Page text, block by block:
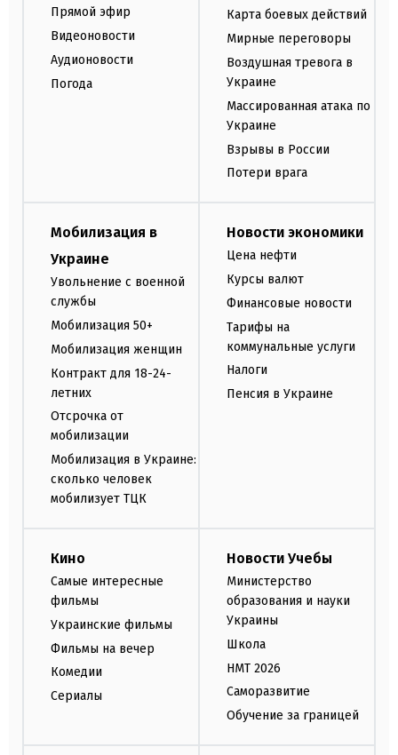
Прямой эфир
Видеоновости
Аудионовости
Погода
Карта боевых действий
Мирные переговоры
Воздушная тревога в
Украине
Массированная атака по
Украине
Взрывы в России
Потери врага
Мобилизация в
Украине
Увольнение с военной
службы
Мобилизация 50+
Мобилизация женщин
Контракт для 18-24-
летних
Отсрочка от
мобилизации
Мобилизация в Украине:
сколько человек
мобилизует ТЦК
Новости экономики
Цена нефти
Курсы валют
Финансовые новости
Тарифы на
коммунальные услуги
Налоги
Пенсия в Украине
Кино
Самые интересные
фильмы
Украинские фильмы
Фильмы на вечер
Комедии
Сериалы
Новости Учебы
Министерство
образования и науки
Украины
Школа
НМТ 2026
Саморазвитие
Обучение за границей